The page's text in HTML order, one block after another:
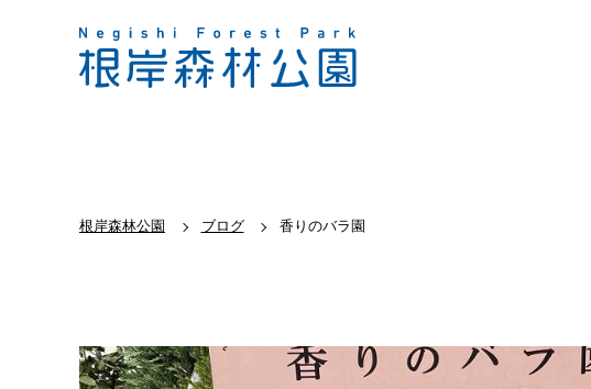
根岸森林公園 ブログ 香りのバラ園